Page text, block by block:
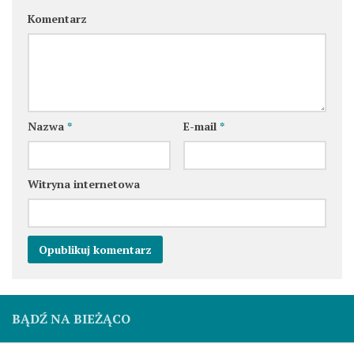
Komentarz
Nazwa * E-mail *
Witryna internetowa
BĄDŹ NA BIEŻĄCO